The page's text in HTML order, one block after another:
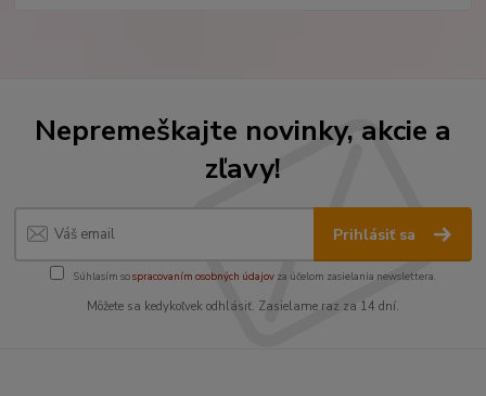
Nepremeškajte novinky, akcie a
zľavy!
Prihlásiť sa
Súhlasím sospracovaním osobných údajov za účelom zasielania newslettera.
Môžete sa kedykoľvek odhlásiť. Zasielame raz za 14 dní.